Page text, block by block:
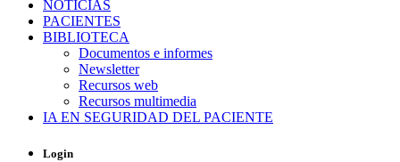
NOTICIAS
PACIENTES
BIBLIOTECA
Documentos e informes
Newsletter
Recursos web
Recursos multimedia
IA EN SEGURIDAD DEL PACIENTE
Login